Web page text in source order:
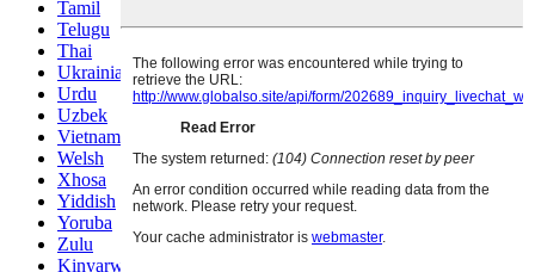
Tamil
Telugu
Thai
Ukrainian
Urdu
Uzbek
Vietnamese
Welsh
Xhosa
Yiddish
Yoruba
Zulu
Kinyarwanda